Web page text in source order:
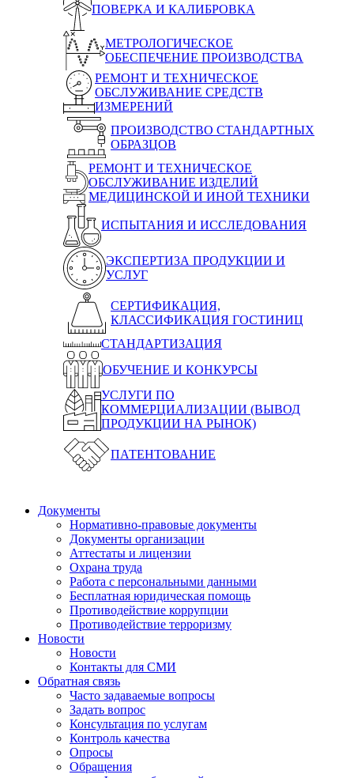
ПОВЕРКА И КАЛИБРОВКА
МЕТРОЛОГИЧЕСКОЕ
ОБЕСПЕЧЕНИЕ ПРОИЗВОДСТВА
РЕМОНТ И ТЕХНИЧЕСКОЕ
ОБСЛУЖИВАНИЕ СРЕДСТВ
ИЗМЕРЕНИЙ
ПРОИЗВОДСТВО СТАНДАРТНЫХ
ОБРАЗЦОВ
РЕМОНТ И ТЕХНИЧЕСКОЕ
ОБСЛУЖИВАНИЕ ИЗДЕЛИЙ
МЕДИЦИНСКОЙ И ИНОЙ ТЕХНИКИ
ИСПЫТАНИЯ И ИССЛЕДОВАНИЯ
ЭКСПЕРТИЗА ПРОДУКЦИИ И
УСЛУГ
СЕРТИФИКАЦИЯ,
КЛАССИФИКАЦИЯ ГОСТИНИЦ
СТАНДАРТИЗАЦИЯ
ОБУЧЕНИЕ И КОНКУРСЫ
УСЛУГИ ПО
КОММЕРЦИАЛИЗАЦИИ (ВЫВОД
ПРОДУКЦИИ НА РЫНОК)
ПАТЕНТОВАНИЕ
Документы
Нормативно-правовые документы
Документы организации
Аттестаты и лицензии
Охрана труда
Работа с персональными данными
Бесплатная юридическая помощь
Противодействие коррупции
Противодействие терроризму
Новости
Новости
Контакты для СМИ
Обратная связь
Часто задаваемые вопросы
Задать вопрос
Консультация по услугам
Контроль качества
Опросы
Обращения